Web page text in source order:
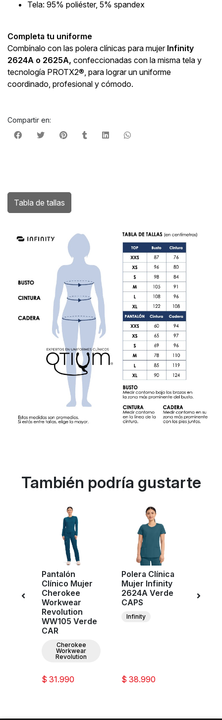
Tela: 95% poliéster, 5% spandex
Completa tu uniforme
Combínalo con las polera clínicas para mujer Infinity
2624A o 2625A, confeccionadas con la misma tela y
tecnología PROTX2®, para lograr un uniforme
coordinado, profesional y cómodo.
Compartir en:
Tabla de tallas
También podría gustarte
Pantalón
Clínico Mujer
Cherokee
Workwear
Revolution
WW105 Verde
CAR
Cherokee
Workwear
Revolution
$ 31.990
Polera Clínica
Mujer Infinity
2624A Verde
CAPS
Infinity
$ 38.990